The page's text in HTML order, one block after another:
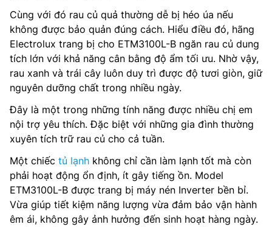
Cùng với đó rau củ quả thường dễ bị héo úa nếu
không được bảo quản đúng cách. Hiểu điều đó, hãng
Electrolux trang bị cho ETM3100L-B ngăn rau củ dung
tích lớn với khả năng cân bằng độ ẩm tối ưu. Nhờ vậy,
rau xanh và trái cây luôn duy trì được độ tươi giòn, giữ
nguyên dưỡng chất trong nhiều ngày.
Đây là một trong những tính năng được nhiều chị em
nội trợ yêu thích. Đặc biệt với những gia đình thường
xuyên tích trữ rau củ cho cả tuần.
Một chiếc tủ lạnh không chỉ cần làm lạnh tốt mà còn
phải hoạt động ổn định, ít gây tiếng ồn. Model
ETM3100L-B được trang bị máy nén Inverter bền bỉ.
Vừa giúp tiết kiệm năng lượng vừa đảm bảo vận hành
êm ái, không gây ảnh hưởng đến sinh hoạt hàng ngày.